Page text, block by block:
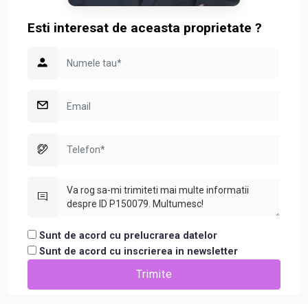
Esti interesat de aceasta proprietate ?
Sunt de acord cu prelucrarea datelor
Sunt de acord cu inscrierea in newsletter